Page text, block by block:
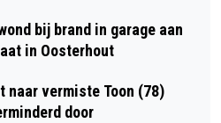
bij brand in garage aan
in Oosterhout
naar vermiste Toon (78)
door